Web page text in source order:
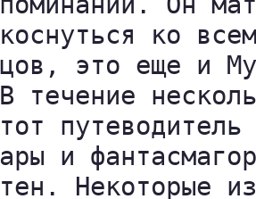
ко
это еще и
течение
и
Некоторые